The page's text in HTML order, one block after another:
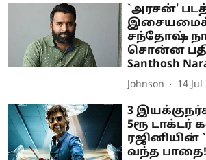
`அரசன்'
சந்தோஷ்
சொன்ன
Santhosh
Johnson 14 Jul
3
5ரூ டாக்டர்
ரஜினியின்
வந்த பாதை!